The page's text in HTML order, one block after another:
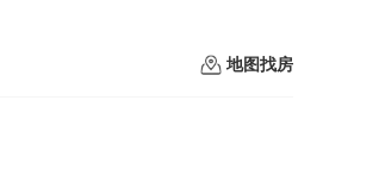
地图找房